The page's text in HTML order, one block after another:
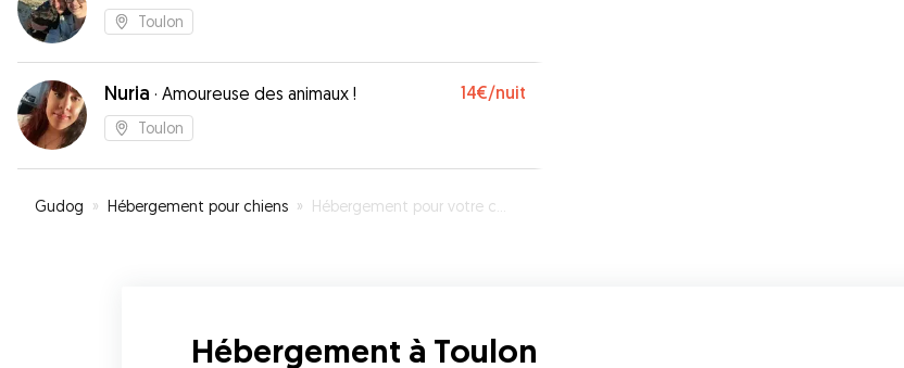
Toulon
Nuria · Amoureuse des animaux ! 14€/nuit
Toulon
Gudog » Hébergement pour chiens » Hébergement pour votre chien à Toulon
Hébergement à Toulon